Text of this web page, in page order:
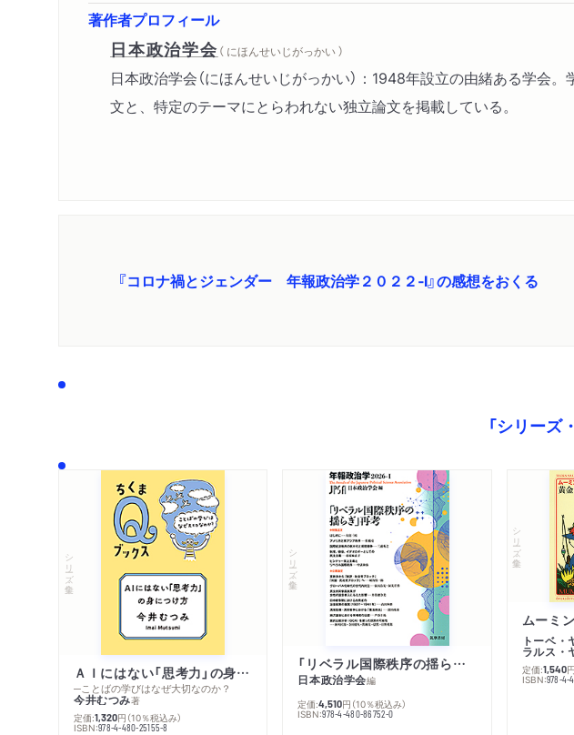
著作者プロフィール
日本政治学会（ にほんせいじがっかい ）
日本政治学会（にほんせいじがっかい）：1948年設立の由緒ある学会
文と、特定のテーマにとらわれない独立論文を掲載している。
『コロナ禍とジェンダー 年報政治学２０２２‐Ⅰ』の感想をおくる
「シリーズ
シリーズ・全集
ＡＩにはない「思考力」の身につけ方
─ことばの学びはなぜ大切なのか？
今井むつみ著
定価:1,320円 （10％税込み）
ISBN:978-4-480-25155-8
シリーズ・全集
「リベラル国際秩序の揺らぎ」再考 年報政治学２０２６‐Ⅰ
日本政治学会編
定価:4,510円 （10％税込み）
ISBN:978-4-480-86752-0
シリーズ・全集
トーベ・
ラルス・
定価:1,540円
ISBN:978-4-